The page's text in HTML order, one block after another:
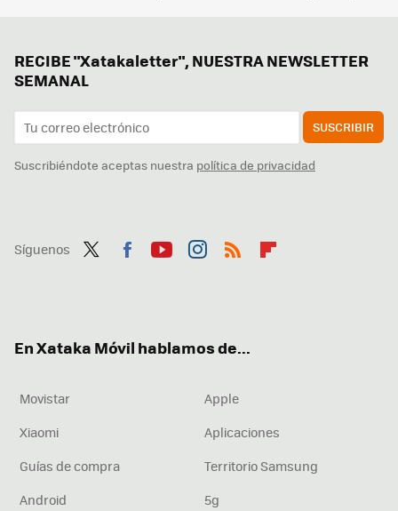
RECIBE "Xatakaletter", NUESTRA NEWSLETTER
SEMANAL
SUSCRIBIR
Suscribiéndote aceptas nuestra política de privacidad
Síguenos
En Xataka Móvil hablamos de...
Movistar
Apple
Xiaomi
Aplicaciones
Guías de compra
Territorio Samsung
Android
5g